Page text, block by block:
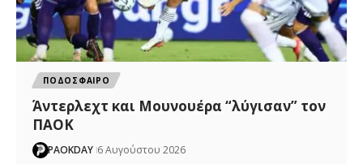
ΠΟΔΟΣΦΑΙΡΟ
Άντερλεχτ και Μουνουέρα “λύγισαν” τον
ΠΑΟΚ
PAOKDAY 6 Αυγούστου 2026